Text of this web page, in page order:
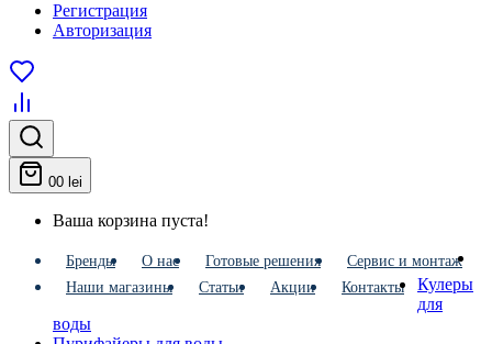
Регистрация
Авторизация
00 lei
Ваша корзина пуста!
Бренды О нас Готовые решения
Сервис и монтаж
Наши магазины
Статьи Акции Контакты
Кулеры
для
воды